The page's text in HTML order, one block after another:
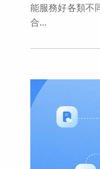
能服務好各類不
合...